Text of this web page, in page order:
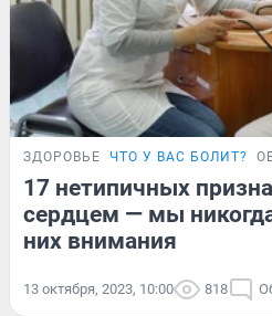
ЗДОРОВЬЕ ЧТО У ВАС БОЛИТ?
17 нетипичных
сердцем — мы
них внимания
13 октября, 2023, 10:00 818